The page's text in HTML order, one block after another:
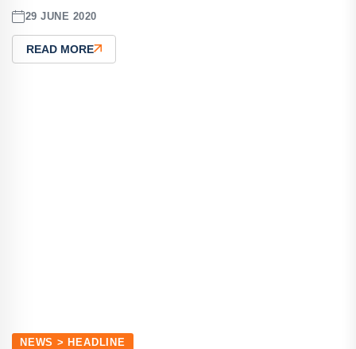
29 JUNE 2020
READ MORE
NEWS > HEADLINE